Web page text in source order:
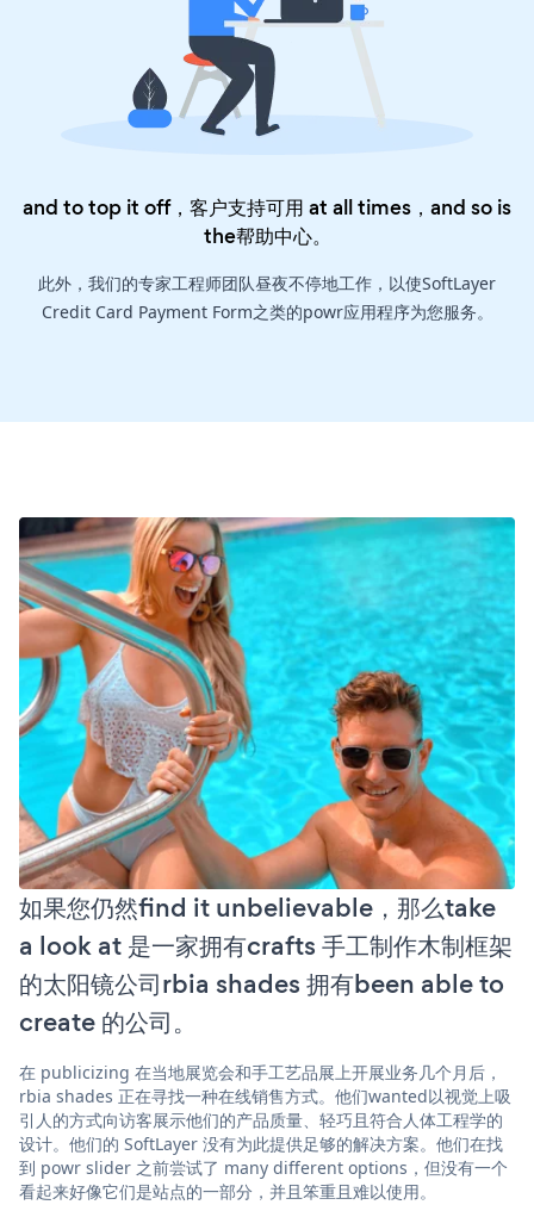
and to top it off，客户支持可用 at all times，and so is
the帮助中心。
此外，我们的专家工程师团队昼夜不停地工作，以使SoftLayer
Credit Card Payment Form之类的powr应用程序为您服务。
如果您仍然find it unbelievable，那么take
a look at 是一家拥有crafts 手工制作木制框架
的太阳镜公司rbia shades 拥有been able to
create 的公司。
在 publicizing 在当地展览会和手工艺品展上开展业务几个月后，
rbia shades 正在寻找一种在线销售方式。他们wanted以视觉上吸
引人的方式向访客展示他们的产品质量、轻巧且符合人体工程学的
设计。他们的 SoftLayer 没有为此提供足够的解决方案。他们在找
到 powr slider 之前尝试了 many different options，但没有一个
看起来好像它们是站点的一部分，并且笨重且难以使用。